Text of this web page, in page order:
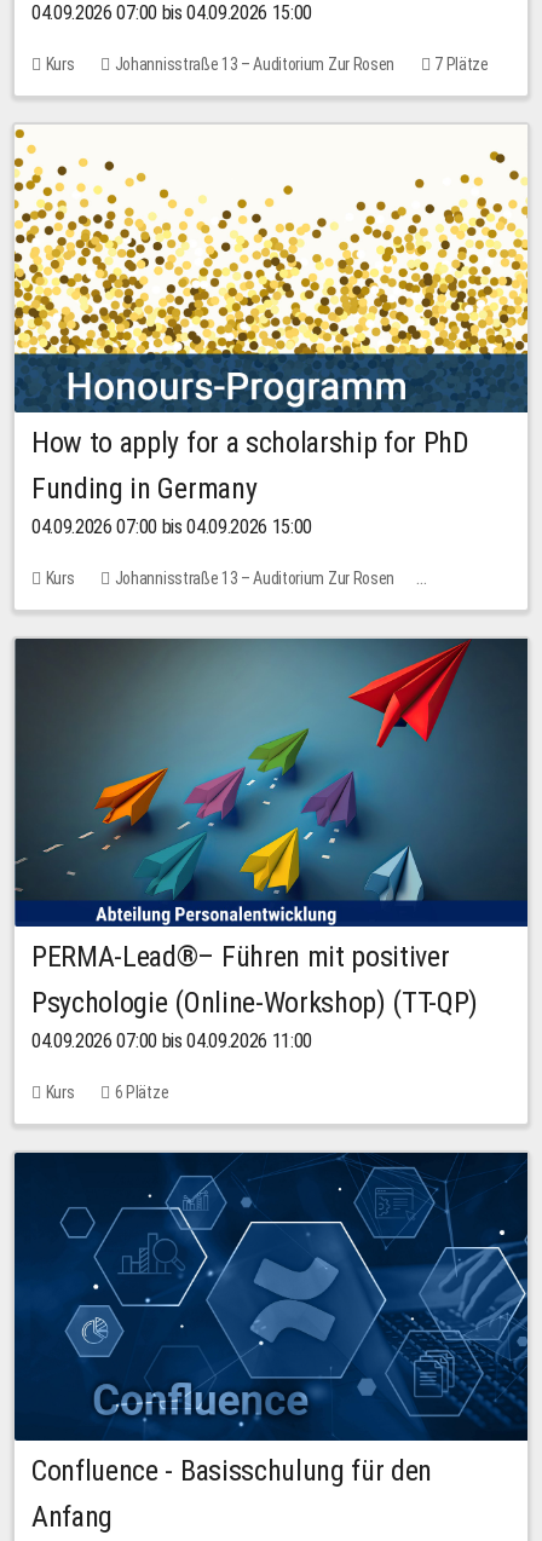
04.09.2026 07:00 bis 04.09.2026 15:00
Kurs Johannisstraße 13 – Auditorium Zur Rosen
7 Plätze
10,00 EUR
How to apply for a scholarship for PhD
Funding in Germany
04.09.2026 07:00 bis 04.09.2026 15:00
Kurs
Johannisstraße 13 – Auditorium Zur Rosen
Keine freien Plätze
PERMA-Lead®– Führen mit positiver
Psychologie (Online-Workshop) (TT-QP)
04.09.2026 07:00 bis 04.09.2026 11:00
Kurs 6 Plätze
Confluence - Basisschulung für den
Anfang